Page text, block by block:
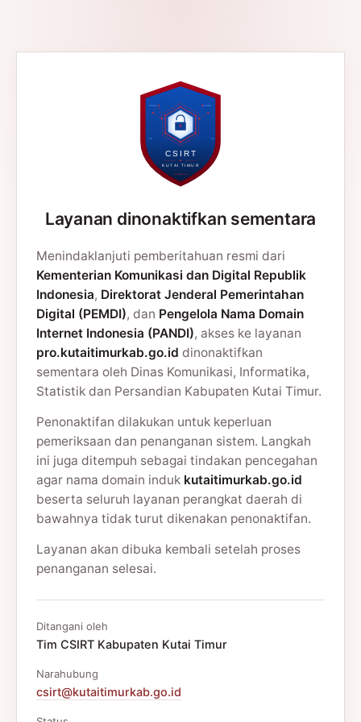
Layanan dinonaktifkan sementara
Menindaklanjuti pemberitahuan resmi dari
Kementerian Komunikasi dan Digital Republik
Indonesia, Direktorat Jenderal Pemerintahan
Digital (PEMDI), dan Pengelola Nama Domain
Internet Indonesia (PANDI), akses ke layanan
pro.kutaitimurkab.go.id dinonaktifkan
sementara oleh Dinas Komunikasi, Informatika,
Statistik dan Persandian Kabupaten Kutai Timur.
Penonaktifan dilakukan untuk keperluan
pemeriksaan dan penanganan sistem. Langkah
ini juga ditempuh sebagai tindakan pencegahan
agar nama domain induk kutaitimurkab.go.id
beserta seluruh layanan perangkat daerah di
bawahnya tidak turut dikenakan penonaktifan.
Layanan akan dibuka kembali setelah proses
penanganan selesai.
Ditangani oleh
Tim CSIRT Kabupaten Kutai Timur
Narahubung
csirt@kutaitimurkab.go.id